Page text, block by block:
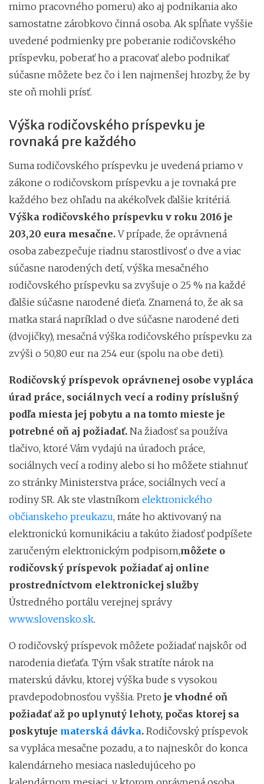
mimo pracovného pomeru) ako aj podnikania ako
samostatne zárobkovo činná osoba. Ak spĺňate vyššie
uvedené podmienky pre poberanie rodičovského
príspevku, poberať ho a pracovať alebo podnikať
súčasne môžete bez čo i len najmenšej hrozby, že by
ste oň mohli prísť.
Výška rodičovského príspevku je
rovnaká pre každého
Suma rodičovského príspevku je uvedená priamo v
zákone o rodičovskom príspevku a je rovnaká pre
každého bez ohľadu na akékoľvek ďalšie kritériá.
Výška rodičovského príspevku v roku 2016 je
203,20 eura mesačne.V prípade, že oprávnená
osoba zabezpečuje riadnu starostlivosť o dve a viac
súčasne narodených detí, výška mesačného
rodičovského príspevku sa zvyšuje o 25 % na každé
ďalšie súčasne narodené dieťa. Znamená to, že ak sa
matka stará napríklad o dve súčasne narodené deti
(dvojičky), mesačná výška rodičovského príspevku za
zvýši o 50,80 eur na 254 eur (spolu na obe deti).
Rodičovský príspevok oprávnenej osobe vypláca
úrad práce, sociálnych vecí a rodiny príslušný
podľa miesta jej pobytu a na tomto mieste je
potrebné oň aj požiadať. Na žiadosť sa používa
tlačivo, ktoré Vám vydajú na úradoch práce,
sociálnych vecí a rodiny alebo si ho môžete stiahnuť
zo stránky Ministerstva práce, sociálnych vecí a
rodiny SR. Ak ste vlastníkom elektronického
občianskeho preukazu, máte ho aktivovaný na
elektronickú komunikáciu a takúto žiadosť podpíšete
zaručeným elektronickým podpisom,môžete o
rodičovský príspevok požiadať aj online
prostredníctvom elektronickej služby
Ústredného portálu verejnej správy
www.slovensko.sk.
O rodičovský príspevok môžete požiadať najskôr od
narodenia dieťaťa. Tým však stratíte nárok na
materskú dávku, ktorej výška bude s vysokou
pravdepodobnosťou vyššia. Preto je vhodné oň
požiadať až po uplynutý lehoty, počas ktorej sa
poskytuje materská dávka. Rodičovský príspevok
sa vypláca mesačne pozadu, a to najneskôr do konca
kalendárneho mesiaca nasledujúceho po